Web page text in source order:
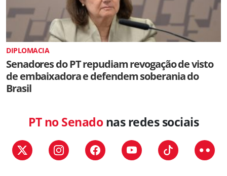
DIPLOMACIA
Senadores do PT repudiam revogação de visto
de embaixadora e defendem soberania do
Brasil
PT no Senadonas redes sociais